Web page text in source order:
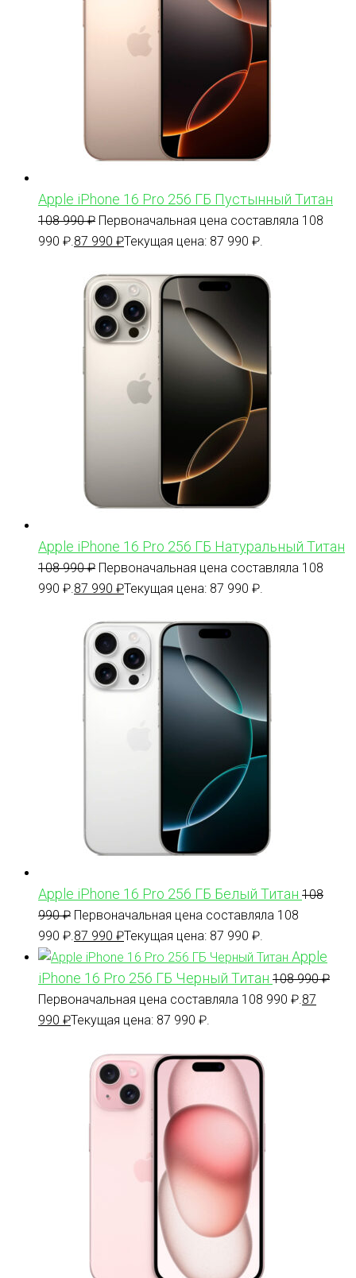
Apple iPhone 16 Pro 256 ГБ Пустынный Титан
108 990₽ Первоначальная цена составляла 108
990 ₽. 87 990 ₽Текущая цена: 87 990 ₽.
Apple iPhone 16 Pro 256 ГБ Натуральный Титан
108 990₽ Первоначальная цена составляла 108
990 ₽. 87 990 ₽Текущая цена: 87 990 ₽.
Apple iPhone 16 Pro 256 ГБ Белый Титан 108
990₽ Первоначальная цена составляла 108
990 ₽. 87 990 ₽Текущая цена: 87 990 ₽.
Apple
iPhone 16 Pro 256 ГБ Черный Титан 108 990₽
Первоначальная цена составляла 108 990 ₽. 87
990 ₽Текущая цена: 87 990 ₽.